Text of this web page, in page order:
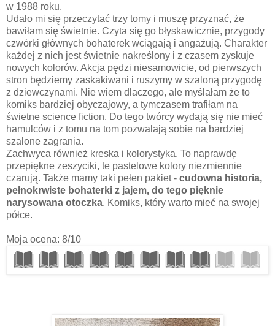
w 1988 roku.
Udało mi się przeczytać trzy tomy i muszę przyznać, że
bawiłam się świetnie. Czyta się go błyskawicznie, przygody
czwórki głównych bohaterek wciągają i angażują. Charakter
każdej z nich jest świetnie nakreślony i z czasem zyskuje
nowych kolorów. Akcja pędzi niesamowicie, od pierwszych
stron będziemy zaskakiwani i ruszymy w szaloną przygodę
z dziewczynami. Nie wiem dlaczego, ale myślałam że to
komiks bardziej obyczajowy, a tymczasem trafiłam na
świetne science fiction. Do tego twórcy wydają się nie mieć
hamulców i z tomu na tom pozwalają sobie na bardziej
szalone zagrania.
Zachwyca również kreska i kolorystyka. To naprawdę
przepiękne zeszyciki, te pastelowe kolory niezmiennie
czarują. Także mamy taki pełen pakiet - cudowna historia,
pełnokrwiste bohaterki z jajem, do tego pięknie
narysowana otoczka. Komiks, który warto mieć na swojej
półce.
Moja ocena: 8/10